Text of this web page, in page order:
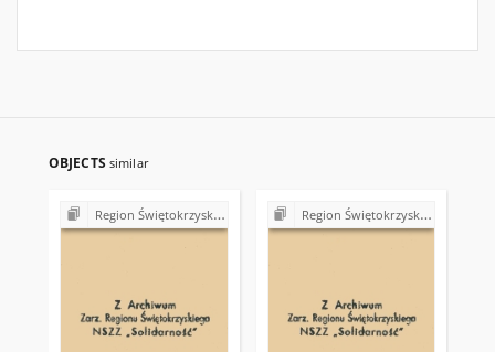
OBJECTS similar
Region Świętokrzyski NSZZ "Solidarność". Delegatura Starachowice Region Świętokrzyski NSZZ "Solidarność". Delegatura Starachowice